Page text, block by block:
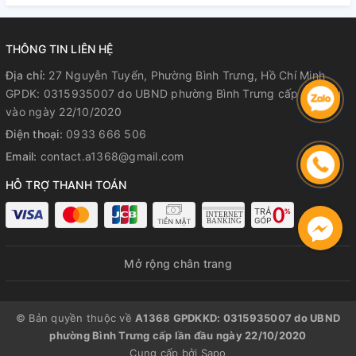
THÔNG TIN LIÊN HỆ
Địa chỉ: 27 Nguyễn Tuyển, Phường Bình Trưng, Hồ Chí Minh
GPDK: 0315935007 do UBND phường Bình Trưng cấp lần đầu
vào ngày 22/10/2020
Điện thoại: 0933 666 506
Email: contact.a1368@gmail.com
HỖ TRỢ THANH TOÁN
Mở rộng chân trang
© Bản quyền thuộc về A1368 GPDKKD: 0315935007 do UBND
phường Bình Trưng cấp lần đầu ngày 22/10/2020
Cung cấp bởi Sapo